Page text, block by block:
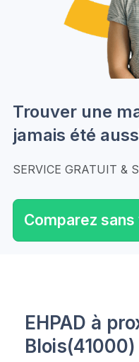
Trouver une
jamais été
SERVICE GRATUIT &
Comparez
EHPAD à
Blois(41000)